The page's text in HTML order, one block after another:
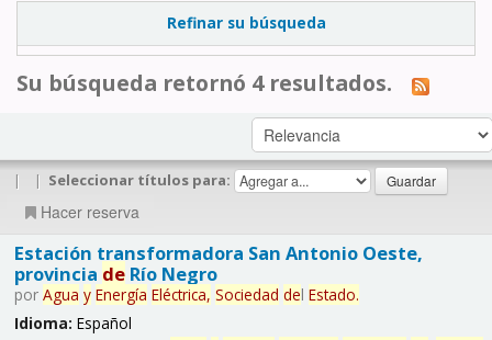
Refinar su búsqueda
Su búsqueda retornó 4 resultados.
| | Seleccionar títulos para:
Hacer reserva
Estación transformadora San Antonio Oeste,
provincia deRío Negro
por Agua y Energía Eléctrica, Sociedad del Estado.
Idioma: Español